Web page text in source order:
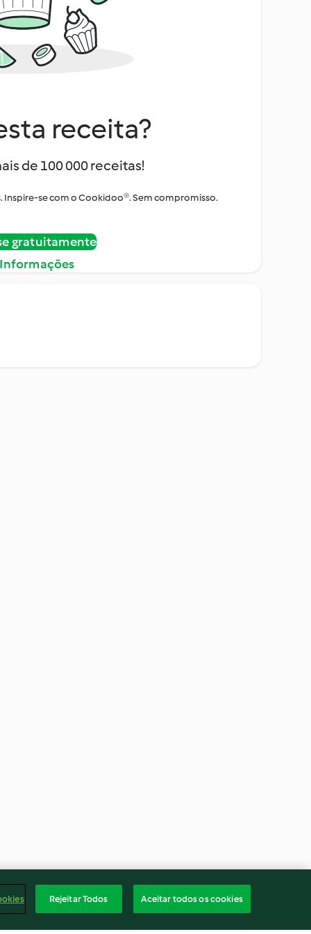
receita?
de 100 000 receitas!
Inspire-se com o Cookidoo®. Sem compromisso.
gratuitamente
Rejeitar Todos Aceitar todos os cookies